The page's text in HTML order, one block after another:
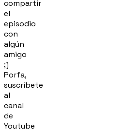
compartir
el
episodio
con
algún
amigo
;)
Porfa,
suscríbete
al
canal
de
Youtube